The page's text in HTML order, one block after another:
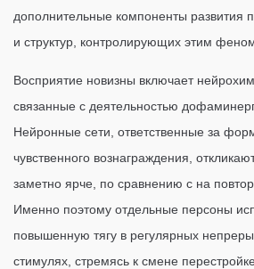
дополнительные компоненты развития
и структур, контролирующих этим
Восприятие новизны включает
связанные с деятельностью
Нейронные сети, ответственные за
чувственного вознаграждения,
заметно ярче, по сравнению с на
Именно поэтому отдельные персоны
повышенную тягу в регулярных
стимулях, стремясь к смене